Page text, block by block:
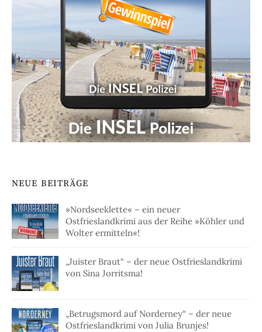
NEUE BEITRÄGE
»Nordseeklette« – ein neuer
Ostfrieslandkrimi aus der Reihe »Köhler und
Wolter ermitteln«!
„Juister Braut“ – der neue Ostfrieslandkrimi
von Sina Jorritsma!
„Betrugsmord auf Norderney“ – der neue
Ostfrieslandkrimi von Julia Brunjes!